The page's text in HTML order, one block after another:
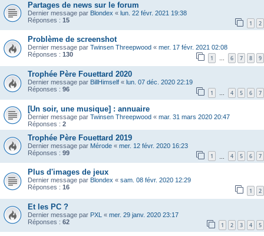
Partages de news sur le forum
Dernier message par Blondex « lun. 22 févr. 2021 19:38
Réponses : 15 1 2
Problème de screenshot
Dernier message par Twinsen Threepwood « mer. 17 févr. 2021 02:08
Réponses : 130 1 … 6 7 8 9
Trophée Père Fouettard 2020
Dernier message par BillHimself « lun. 07 déc. 2020 22:19
Réponses : 96 1 … 4 5 6 7
[Un soir, une musique] : annuaire
Dernier message par Twinsen Threepwood « mar. 31 mars 2020 20:47
Réponses : 2
Trophée Père Fouettard 2019
Dernier message par Mérode « mer. 12 févr. 2020 16:23
Réponses : 99 1 4 5 6 7
Plus d'images de jeux
Dernier message par Blondex « sam. 08 févr. 2020 12:29
Réponses : 16 1 2
Et les PC ?
Dernier message par PXL « mer. 29 janv. 2020 23:17
Réponses : 62 1 2 3 4 5